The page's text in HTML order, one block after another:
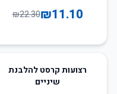
₪11.10
₪22.30
11רצועות קרסט להלבנת
שיניים